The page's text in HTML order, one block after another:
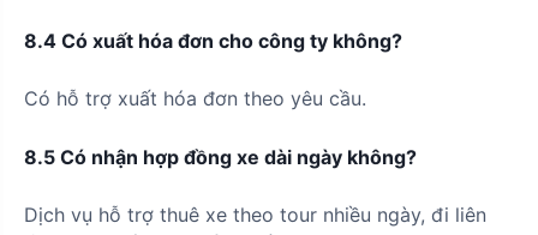
8.4 Có xuất hóa đơn cho công ty không?
Có hỗ trợ xuất hóa đơn theo yêu cầu.
8.5 Có nhận hợp đồng xe dài ngày không?
Dịch vụ hỗ trợ thuê xe theo tour nhiều ngày, đi liên